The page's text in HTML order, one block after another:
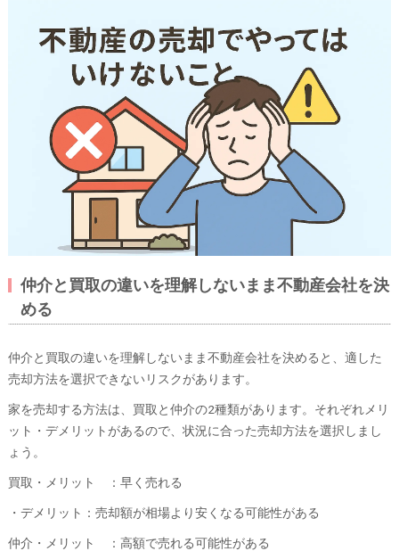
仲介と買取の違いを理解しないまま不動産会社を決
める
仲介と買取の違いを理解しないまま不動産会社を決めると、適した
売却方法を選択できないリスクがあります。
家を売却する方法は、買取と仲介の2種類があります。それぞれメリ
ット・デメリットがあるので、状況に合った売却方法を選択しまし
ょう。
買取・メリット ：早く売れる
・デメリット：売却額が相場より安くなる可能性がある
仲介・メリット ：高額で売れる可能性がある